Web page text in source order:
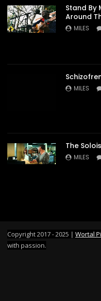
Stand By
Around
MILES
MILES
The
MILES
Copyright 2017 - 2025 | Wortal
with passion.